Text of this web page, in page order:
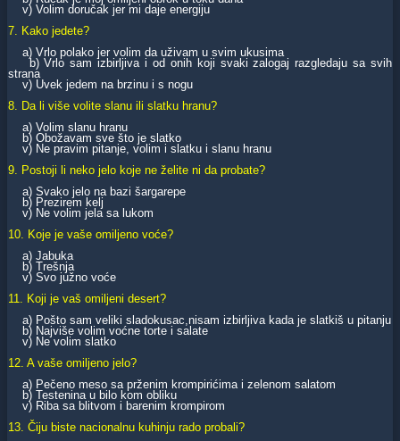
v) Volim doručak jer mi daje energiju
7. Kako jedete?
a) Vrlo polako jer volim da uživam u svim ukusima
b) Vrlo sam izbirljiva i od onih koji svaki zalogaj razgledaju sa svih
strana
v) Uvek jedem na brzinu i s nogu
8. Da li više volite slanu ili slatku hranu?
a) Volim slanu hranu
b) Obožavam sve što je slatko
v) Ne pravim pitanje, volim i slatku i slanu hranu
9. Postoji li neko jelo koje ne želite ni da probate?
a) Svako jelo na bazi šargarepe
b) Prezirem kelj
v) Ne volim jela sa lukom
10. Koje je vaše omiljeno voće?
a) Jabuka
b) Trešnja
v) Svo južno voće
11. Koji je vaš omiljeni desert?
a) Pošto sam veliki sladokusac,nisam izbirljiva kada je slatkiš u pitanju
b) Najviše volim voćne torte i salate
v) Ne volim slatko
12. A vaše omiljeno jelo?
a) Pečeno meso sa prženim krompirićima i zelenom salatom
b) Testenina u bilo kom obliku
v) Riba sa blitvom i barenim krompirom
13. Čiju biste nacionalnu kuhinju rado probali?